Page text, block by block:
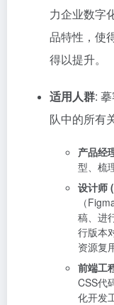
力企业数字
品特性，使
得以提升。
适用人群:
队中的所有
产品经
型、梳
设计师
（
稿、进
行版本
资源复
前端工
CSS代
化开发